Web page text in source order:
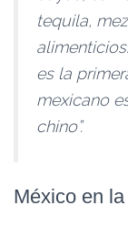
tequila,
es la
mexicano
chino”.
México en